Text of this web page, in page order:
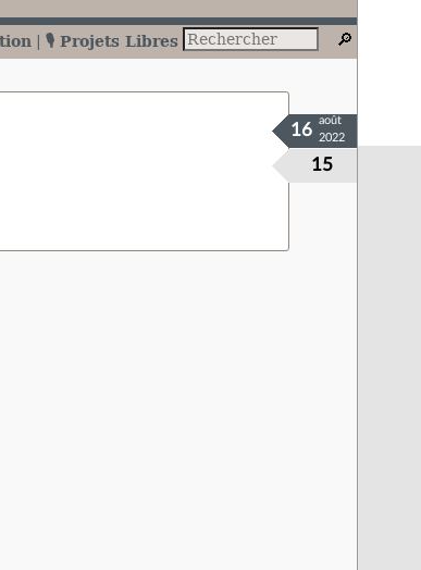
🎙️ Projets Libres
15
16
août
2022